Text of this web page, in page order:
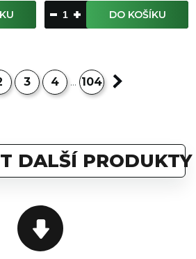
DO KOŠÍKU
3 4 ... 104
DALŠÍ PRODUKTY